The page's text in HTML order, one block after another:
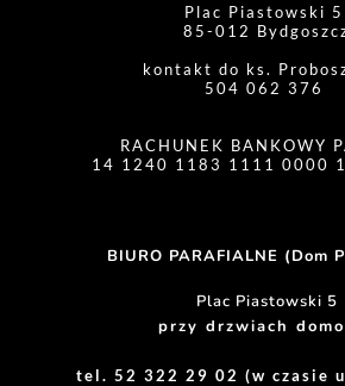
Plac Piastowski 5
85-012
kontakt do ks.
504 062 376
RACHUNEK BANKOWY
14 1240 1183 1111 0000
BIURO PARAFIALNE (Dom
Plac Piastowski 5
przy drzwiach
tel. 52 322 29 02 (w czasie